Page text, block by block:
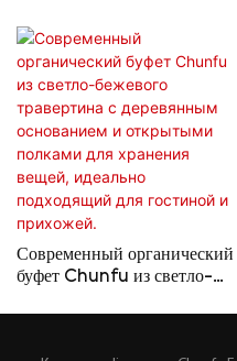
Современный органический
буфет Chunfu из светло-